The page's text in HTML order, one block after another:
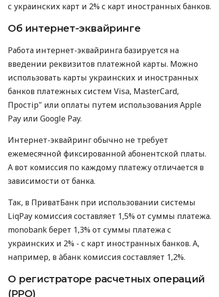
с украинских карт и 2% с карт иностранных банков.
Об интернет-эквайринге
Работа интернет-эквайринга базируется на
введении реквизитов платежной карты. Можно
использовать карты украинских и иностранных
банков платежных систем Visa, MasterCard,
Простір" или оплаты путем использования Apple
Pay или Google Pay.
Интернет-эквайринг обычно не требует
ежемесячной фиксированной абонентской платы.
А вот комиссия по каждому платежу отличается в
зависимости от банка.
Так, в ПриватБанк при использовании системы
LiqPay комиссия составляет 1,5% от суммы платежа.
monobank берет 1,3% от суммы платежа с
украинских и 2% - с карт иностранных банков. А,
например, в àбанк комиссия составляет 1,2%.
О регистраторе расчетных операций
(РРО)